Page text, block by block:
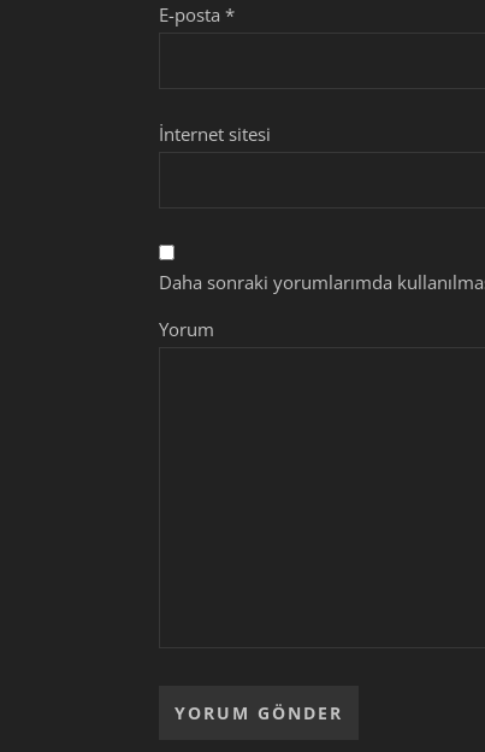
E-posta *
İnternet sitesi
Daha sonraki yorumlarımda
Yorum